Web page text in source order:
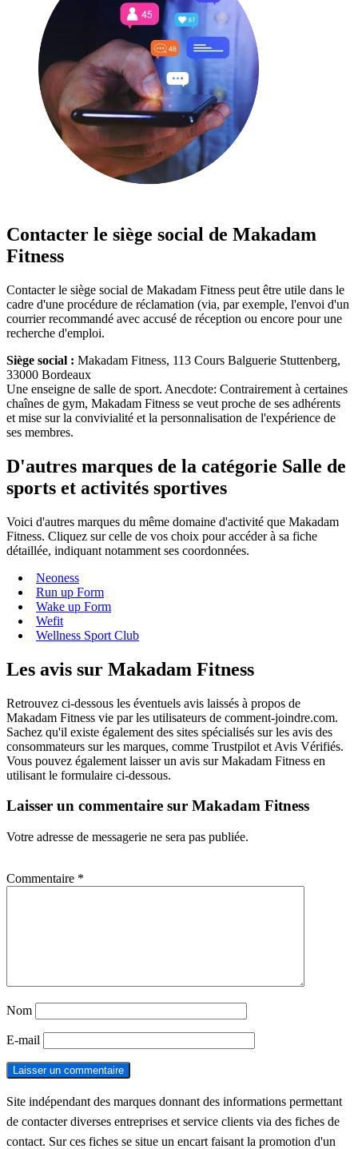
Contacter le siège social de Makadam
Fitness
Contacter le siège social de Makadam Fitness peut être utile dans le
cadre d'une procédure de réclamation (via, par exemple, l'envoi d'un
courrier recommandé avec accusé de réception ou encore pour une
recherche d'emploi.
Siège social : Makadam Fitness, 113 Cours Balguerie Stuttenberg,
33000 Bordeaux
Une enseigne de salle de sport. Anecdote: Contrairement à certaines
chaînes de gym, Makadam Fitness se veut proche de ses adhérents
et mise sur la convivialité et la personnalisation de l'expérience de
ses membres.
D'autres marques de la catégorie Salle de
sports et activités sportives
Voici d'autres marques du même domaine d'activité que Makadam
Fitness. Cliquez sur celle de vos choix pour accéder à sa fiche
détaillée, indiquant notamment ses coordonnées.
Neoness
Run up Form
Wake up Form
Wefit
Wellness Sport Club
Les avis sur Makadam Fitness
Retrouvez ci-dessous les éventuels avis laissés à propos de
Makadam Fitness vie par les utilisateurs de comment-joindre.com.
Sachez qu'il existe également des sites spécialisés sur les avis des
consommateurs sur les marques, comme Trustpilot et Avis Vérifiés.
Vous pouvez également laisser un avis sur Makadam Fitness en
utilisant le formulaire ci-dessous.
Laisser un commentaire sur Makadam Fitness
Votre adresse de messagerie ne sera pas publiée.
Commentaire *
Nom
E-mail
Site indépendant des marques donnant des informations permettant
de contacter diverses entreprises et service clients via des fiches de
contact. Sur ces fiches se situe un encart faisant la promotion d'un